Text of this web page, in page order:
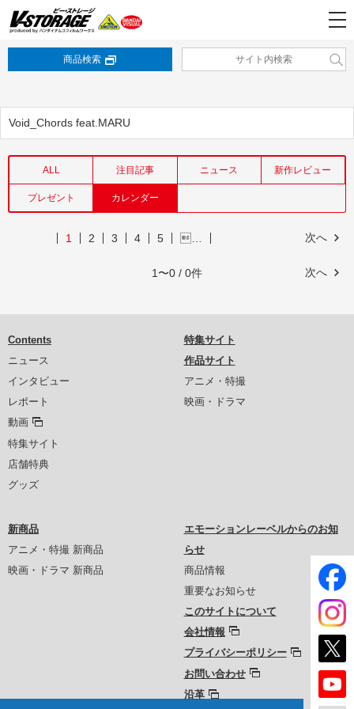
商品検索
Void_Chords feat.MARU
ALL 注目記事 ニュース 新作レビュー
プレゼント カレンダー
次へ
1 2 3 4 5 …
次へ
1〜0 / 0件
Contents
ニュース
インタビュー
レポート
動画
特集サイト
店舗特典
グッズ
特集サイト
作品サイト
アニメ・特撮
映画・ドラマ
新商品
アニメ・特撮 新商品
映画・ドラマ 新商品
エモーションレーベルからのお知
らせ
商品情報
重要なお知らせ
このサイトについて
会社情報
プライバシーポリシー
お問い合わせ
沿革